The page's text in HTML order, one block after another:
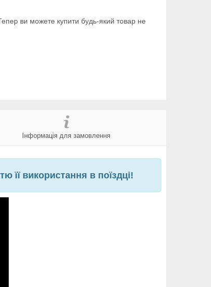
ви можете купити будь-який товар не
Інформація для замовлення
її використання в поїздці!